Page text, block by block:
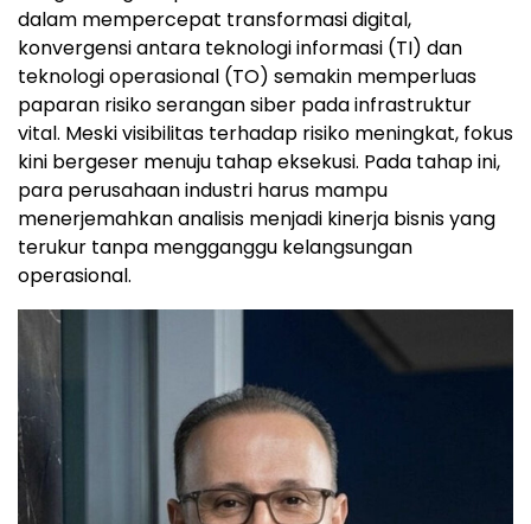
dalam mempercepat transformasi digital,
konvergensi antara teknologi informasi (TI) dan
teknologi operasional (TO) semakin memperluas
paparan risiko serangan siber pada infrastruktur
vital. Meski visibilitas terhadap risiko meningkat, fokus
kini bergeser menuju tahap eksekusi. Pada tahap ini,
para perusahaan industri harus mampu
menerjemahkan analisis menjadi kinerja bisnis yang
terukur tanpa mengganggu kelangsungan
operasional.